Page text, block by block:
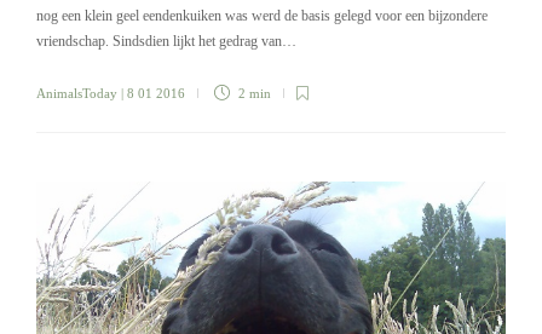
nog een klein geel eendenkuiken was werd de basis gelegd voor een bijzondere
vriendschap. Sindsdien lijkt het gedrag van…
AnimalsToday | 8 01 2016 2 min